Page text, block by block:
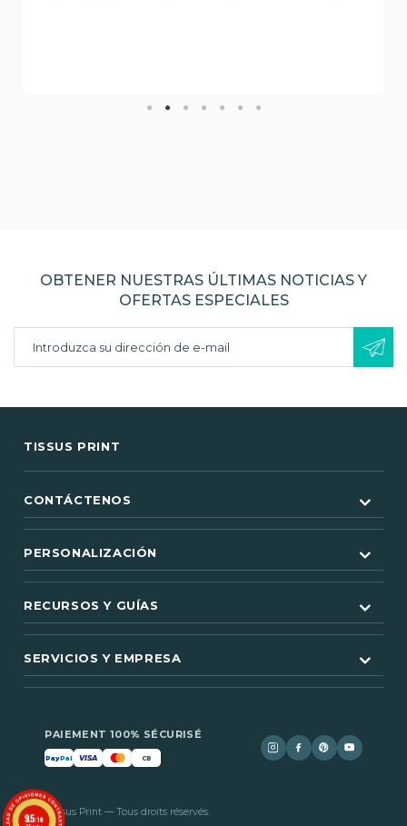
OBTENER NUESTRAS ÚLTIMAS NOTICIAS Y
OFERTAS ESPECIALES
TISSUS PRINT
CONTÁCTENOS
PERSONALIZACIÓN
RECURSOS Y GUÍAS
SERVICIOS Y EMPRESA
PAIEMENT 100% SÉCURISÉ
PayPal VISA CB
© 2026 Tissus Print — Tous droits réservés.
9.5/10